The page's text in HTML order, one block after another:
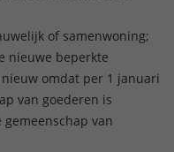
of samenwoning;
nieuwe beperkte
omdat per 1 januari
van goederen is
van